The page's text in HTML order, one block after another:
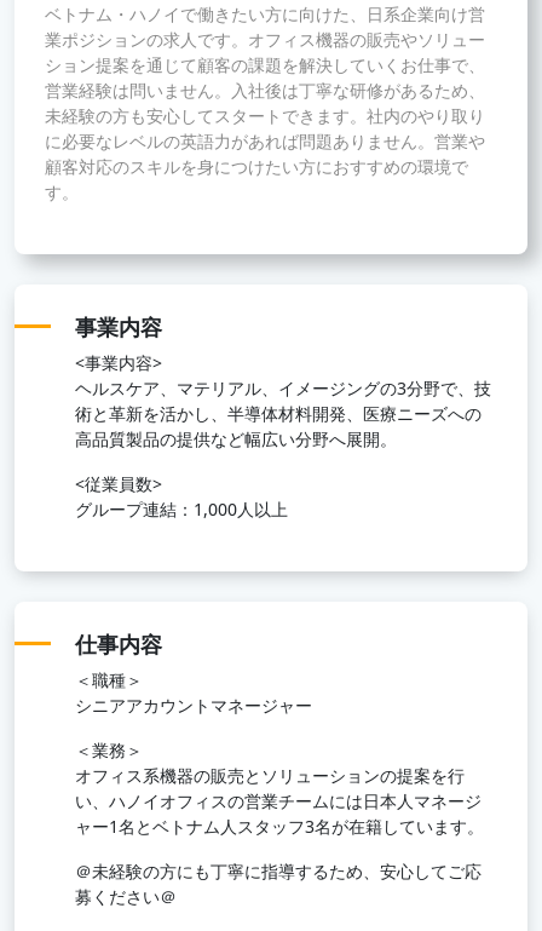
ベトナム・ハノイで働きたい方に向けた、日系企業向け営
業ポジションの求人です。オフィス機器の販売やソリュー
ション提案を通じて顧客の課題を解決していくお仕事で、
営業経験は問いません。入社後は丁寧な研修があるため、
未経験の方も安心してスタートできます。社内のやり取り
に必要なレベルの英語力があれば問題ありません。営業や
顧客対応のスキルを身につけたい方におすすめの環境で
す。
事業内容
<事業内容>
ヘルスケア、マテリアル、イメージングの3分野で、技
術と革新を活かし、半導体材料開発、医療ニーズへの
高品質製品の提供など幅広い分野へ展開。
<従業員数>
グループ連結：1,000人以上
仕事内容
＜職種＞
シニアアカウントマネージャー
＜業務＞
オフィス系機器の販売とソリューションの提案を行
い、ハノイオフィスの営業チームには日本人マネージ
ャー1名とベトナム人スタッフ3名が在籍しています。
＠未経験の方にも丁寧に指導するため、安心してご応
募ください＠